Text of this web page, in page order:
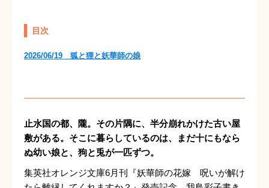
目次
2026/06/19 狐と狸と妖華師の娘
止水国の都、隴。その片隅に、半分崩れかけた古い屋
敷がある。そこに暮らしているのは、まだ十にもなら
ぬ幼い娘と、狗と兎が一匹ずつ。
集英社オレンジ文庫6月刊『妖華師の花嫁 呪いが解け